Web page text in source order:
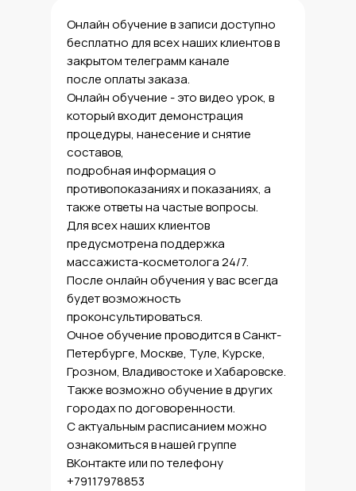
Онлайн обучение в записи доступно
бесплатно для всех наших клиентов в
закрытом телеграмм канале
после оплаты заказа.
Онлайн обучение - это видео урок, в
который входит демонстрация
процедуры, нанесение и снятие
составов,
подробная информация о
противопоказаниях и показаниях, а
также ответы на частые вопросы.
Для всех наших клиентов
предусмотрена поддержка
массажиста-косметолога 24/7.
После онлайн обучения у вас всегда
будет возможность
проконсультироваться.
Очное обучение проводится в Санкт-
Петербурге, Москве, Туле, Курске,
Грозном, Владивостоке и Хабаровске.
Также возможно обучение в других
городах по договоренности.
С актуальным расписанием можно
ознакомиться в нашей группе
ВКонтакте или по телефону
+79117978853